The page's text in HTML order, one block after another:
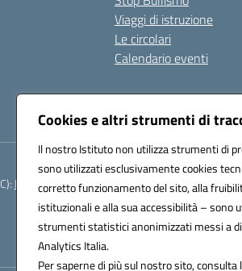
Cookies e altri strumenti di
Il nostro Istituto non utilizza strumenti di
sono utilizzati esclusivamente cookies
corretto funzionamento del sito, alla
istituzionali e alla sua accessibilità – sono
strumenti statistici anonimizzati messi a
Analytics Italia.
Per saperne di più sul nostro sito, consulta
Viaggi di istruzione
Le circolari
Calendario eventi
Seguici su:
BARH04000D@pec.istruzione.it